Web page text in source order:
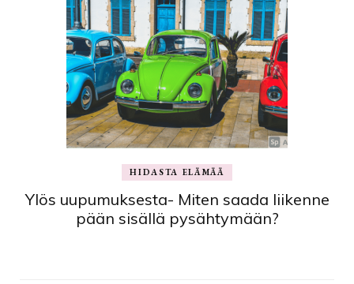
HIDASTA ELÄMÄÄ
Ylös uupumuksesta- Miten saada liikenne
pään sisällä pysähtymään?